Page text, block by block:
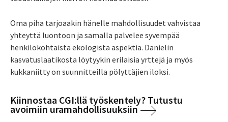
Oma piha tarjoaakin hänelle mahdollisuudet vahvistaa
yhteyttä luontoon ja samalla palvelee syvempää
henkilökohtaista ekologista aspektia. Danielin
kasvatuslaatikosta löytyykin erilaisia yrttejä ja myös
kukkaniitty on suunnitteilla pölyttäjien iloksi.
Kiinnostaa CGI:llä työskentely? Tutustu
avoimiin uramahdollisuuksiin